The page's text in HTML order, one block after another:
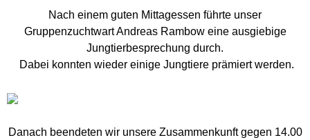
Nach einem guten Mittagessen führte unser
Gruppenzuchtwart Andreas Rambow eine ausgiebige
Jungtierbesprechung durch.
Dabei konnten wieder einige Jungtiere prämiert werden.
Danach beendeten wir unsere Zusammenkunft gegen 14.00